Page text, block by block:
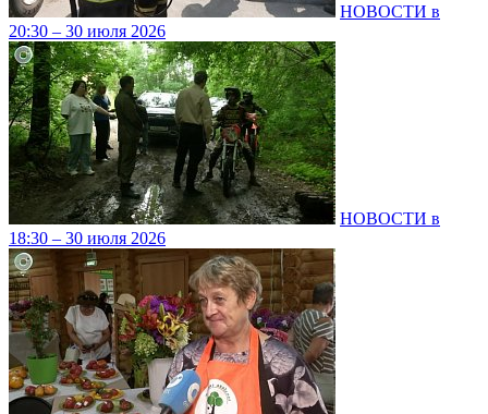
НОВОСТИ в
20:30 – 30 июля 2026
НОВОСТИ в
18:30 – 30 июля 2026